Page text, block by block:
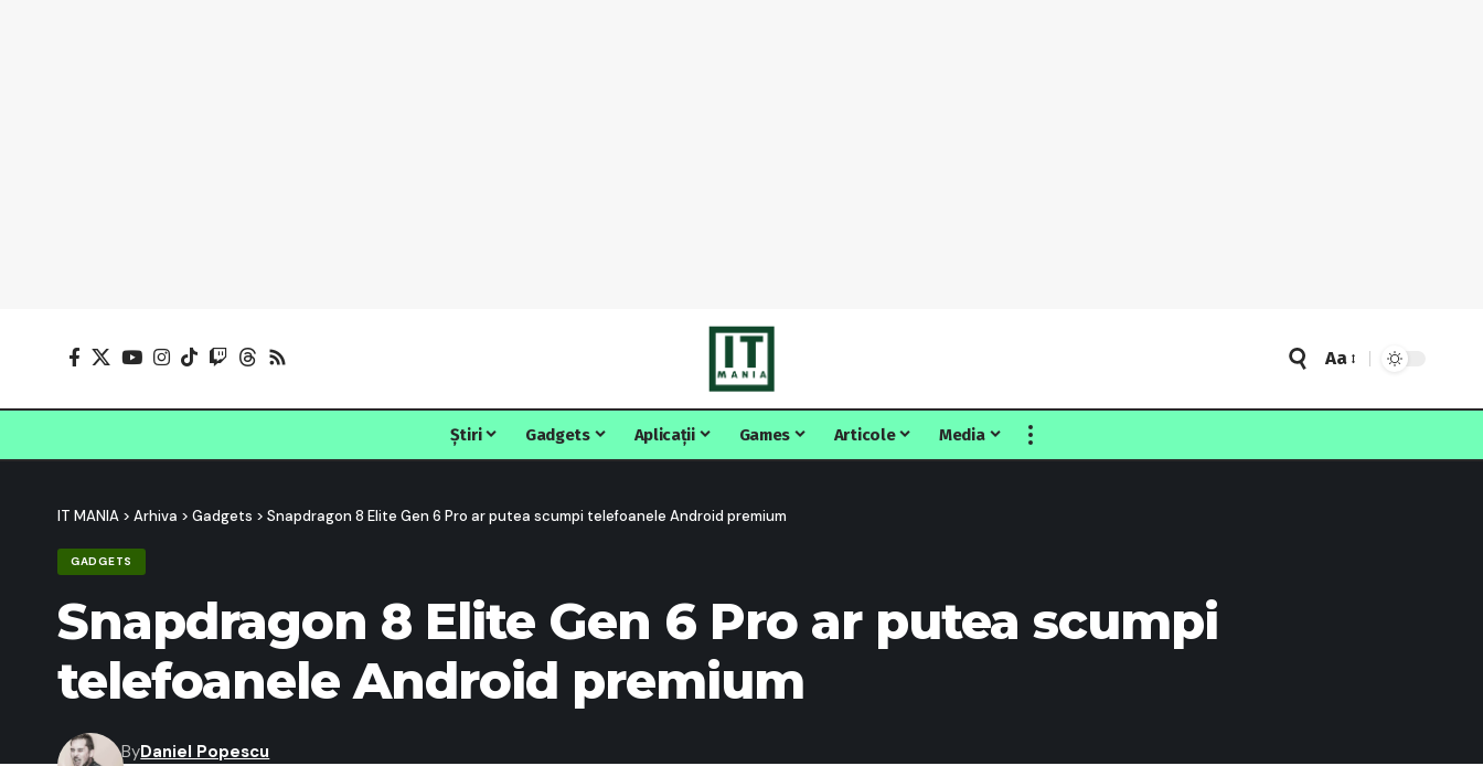
Font
Resizer
Aa
Știri Gadgets Aplicații Games Articole Media
IT MANIA > Arhiva > Gadgets > Snapdragon 8 Elite Gen 6 Pro ar putea scumpi telefoanele Android premium
GADGETS
Snapdragon 8 Elite Gen 6 Pro ar putea scumpi
telefoanele Android premium
ByDaniel Popescu